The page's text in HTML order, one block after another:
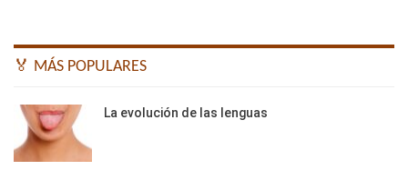
🏅 MÁS POPULARES
La evolución de las lenguas